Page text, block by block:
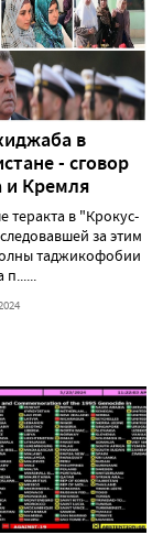
в
- сговор
и Кремля
теракта в "Крокус-
за этим
таджикофобии
п......